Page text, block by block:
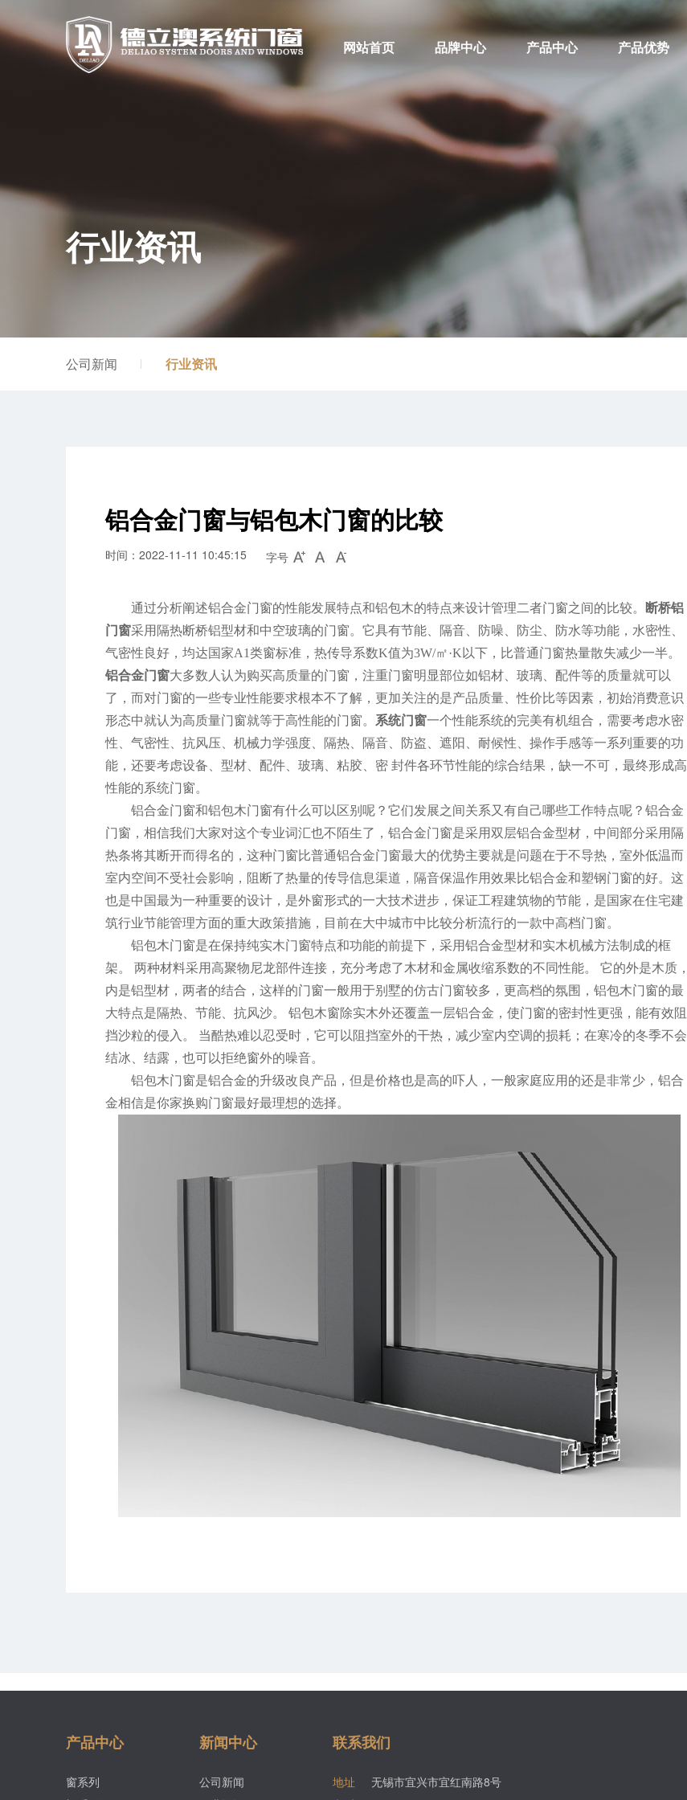
网站首页 品牌中心 产品中心 产品优势
行业资讯
公司新闻 行业资讯
铝合金门窗与铝包木门窗的比较
时间：2022-11-11 10:45:15 字号
通过分析阐述铝合金门窗的性能发展特点和铝包木的特点来设计管理二者门窗之间的比较。 断桥铝
门窗采用隔热断桥铝型材和中空玻璃的门窗。它具有节能、隔音、防噪、防尘、防水等功能，水密性、
气密性良好，均达国家A1类窗标准，热传导系数K值为3W/㎡·K以下，比普通门窗热量散失减少一半。
铝合金门窗大多数人认为购买高质量的门窗，注重门窗明显部位如铝材、玻璃、配件等的质量就可以
了，而对门窗的一些专业性能要求根本不了解，更加关注的是产品质量、性价比等因素，初始消费意识
形态中就认为高质量门窗就等于高性能的门窗。 系统门窗一个性能系统的完美有机组合，需要考虑水密
性、气密性、抗风压、机械力学强度、隔热、隔音、防盗、遮阳、耐候性、操作手感等一系列重要的功
能，还要考虑设备、型材、配件、玻璃、粘胶、密 封件各环节性能的综合结果，缺一不可，最终形成高
性能的系统门窗。
铝合金门窗和铝包木门窗有什么可以区别呢？它们发展之间关系又有自己哪些工作特点呢？铝合金
门窗，相信我们大家对这个专业词汇也不陌生了，铝合金门窗是采用双层铝合金型材，中间部分采用隔
热条将其断开而得名的，这种门窗比普通铝合金门窗最大的优势主要就是问题在于不导热，室外低温而
室内空间不受社会影响，阻断了热量的传导信息渠道，隔音保温作用效果比铝合金和塑钢门窗的好。这
也是中国最为一种重要的设计，是外窗形式的一大技术进步，保证工程建筑物的节能，是国家在住宅建
筑行业节能管理方面的重大政策措施，目前在大中城市中比较分析流行的一款中高档门窗。
铝包木门窗是在保持纯实木门窗特点和功能的前提下，采用铝合金型材和实木机械方法制成的框
架。 两种材料采用高聚物尼龙部件连接，充分考虑了木材和金属收缩系数的不同性能。 它的外是木质，
内是铝型材，两者的结合，这样的门窗一般用于别墅的仿古门窗较多，更高档的氛围，铝包木门窗的最
大特点是隔热、节能、抗风沙。 铝包木窗除实木外还覆盖一层铝合金，使门窗的密封性更强，能有效阻
挡沙粒的侵入。 当酷热难以忍受时，它可以阻挡室外的干热，减少室内空调的损耗；在寒冷的冬季不会
结冰、结露，也可以拒绝窗外的噪音。
铝包木门窗是铝合金的升级改良产品，但是价格也是高的吓人，一般家庭应用的还是非常少，铝合
金相信是你家换购门窗最好最理想的选择。
产品中心
窗系列
新闻中心
公司新闻
联系我们
地址
无锡市宜兴市宜红南路8号